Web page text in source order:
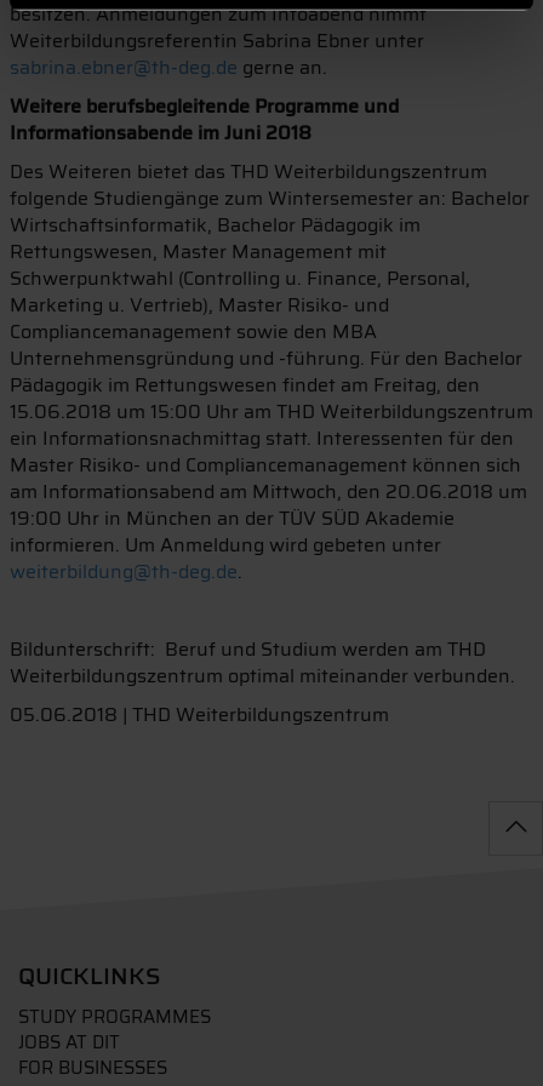
besitzen. Anmeldungen zum Infoabend nimmt
Weiterbildungsreferentin Sabrina Ebner unter
sabrina.ebner@th-deg.de gerne an.
Weitere berufsbegleitende Programme und
Informationsabende im Juni 2018
Des Weiteren bietet das THD Weiterbildungszentrum
folgende Studiengänge zum Wintersemester an: Bachelor
Wirtschaftsinformatik, Bachelor Pädagogik im
Rettungswesen, Master Management mit
Schwerpunktwahl (Controlling u. Finance, Personal,
Marketing u. Vertrieb), Master Risiko- und
Compliancemanagement sowie den MBA
Unternehmensgründung und -führung. Für den Bachelor
Pädagogik im Rettungswesen findet am Freitag, den
15.06.2018 um 15:00 Uhr am THD Weiterbildungszentrum
ein Informationsnachmittag statt. Interessenten für den
Master Risiko- und Compliancemanagement können sich
am Informationsabend am Mittwoch, den 20.06.2018 um
19:00 Uhr in München an der TÜV SÜD Akademie
informieren. Um Anmeldung wird gebeten unter
weiterbildung@th-deg.de.
Bildunterschrift: Beruf und Studium werden am THD
Weiterbildungszentrum optimal miteinander verbunden.
05.06.2018 | THD Weiterbildungszentrum
QUICKLINKS
STUDY PROGRAMMES
JOBS AT DIT
FOR BUSINESSES